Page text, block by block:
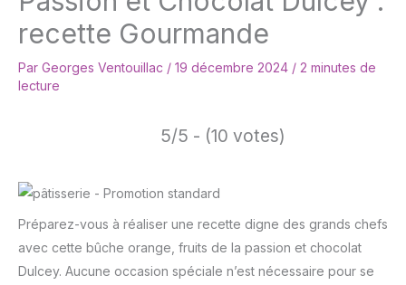
recette Gourmande
Par Georges Ventouillac / 19 décembre 2024 / 2 minutes de
lecture
5/5 - (10 votes)
Préparez-vous à réaliser une recette digne des grands chefs
avec cette bûche orange, fruits de la passion et chocolat
Dulcey. Aucune occasion spéciale n’est nécessaire pour se